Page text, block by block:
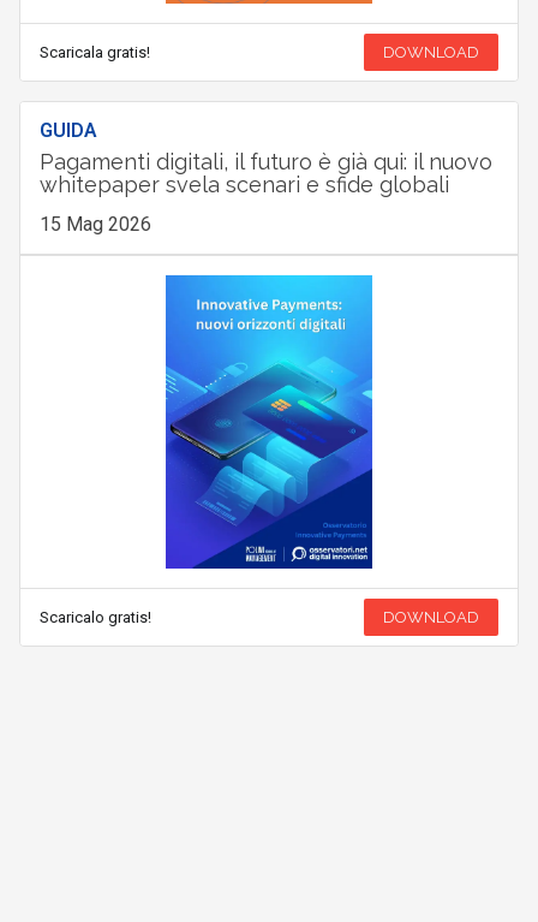
Scaricala gratis! DOWNLOAD
GUIDA
Pagamenti digitali, il futuro è già qui: il nuovo
whitepaper svela scenari e sfide globali
15 Mag 2026
Scaricalo gratis! DOWNLOAD